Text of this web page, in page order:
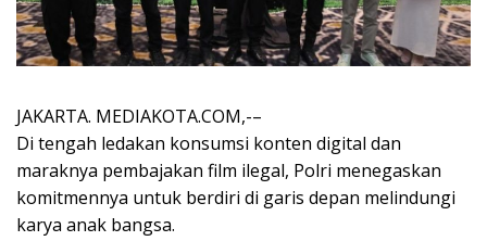
JAKARTA. MEDIAKOTA.COM,-–
Di tengah ledakan konsumsi konten digital dan
maraknya pembajakan film ilegal, Polri menegaskan
komitmennya untuk berdiri di garis depan melindungi
karya anak bangsa.